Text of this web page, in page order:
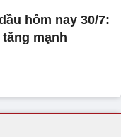
hôm nay 30/7:
mạnh